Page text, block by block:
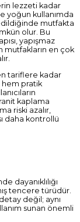
lezzeti kadar
yoğun kullanımda
mutfakta
olur. Bu
yapışmaz
mutfakların en çok
tariflere kadar
hem pratik
kaplama
riski azalır,
daha kontrollü
dayanıklılığı
tencere türüdür.
değil; aynı
sunan önemli